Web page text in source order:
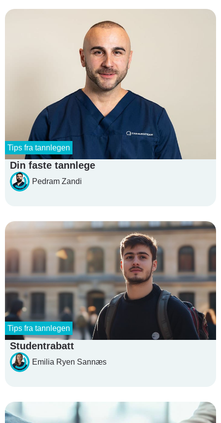
Din faste tannlege
Pedram Zandi
Tips fra tannlegen
Studentrabatt
Emilia Ryen Sannæs
Tips fra tannlegen